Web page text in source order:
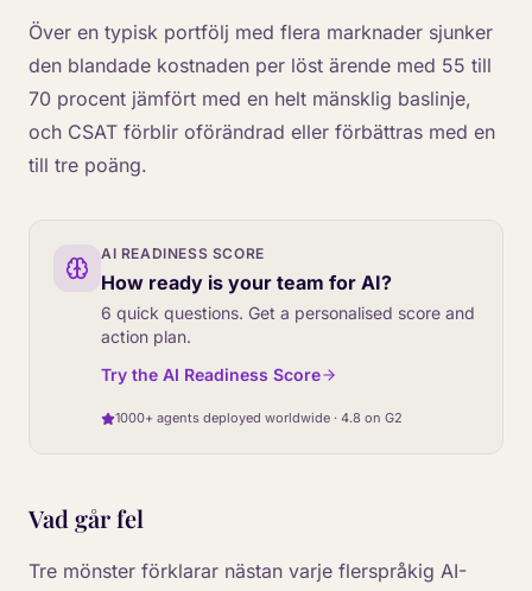
Över en typisk portfölj med flera marknader sjunker
den blandade kostnaden per löst ärende med 55 till
70 procent jämfört med en helt mänsklig baslinje,
och CSAT förblir oförändrad eller förbättras med en
till tre poäng.
AI READINESS SCORE
How ready is your team for AI?
6 quick questions. Get a personalised score and
action plan.
Try the AI Readiness Score
1000+ agents deployed worldwide · 4.8 on G2
Vad går fel
Tre mönster förklarar nästan varje flerspråkig AI-